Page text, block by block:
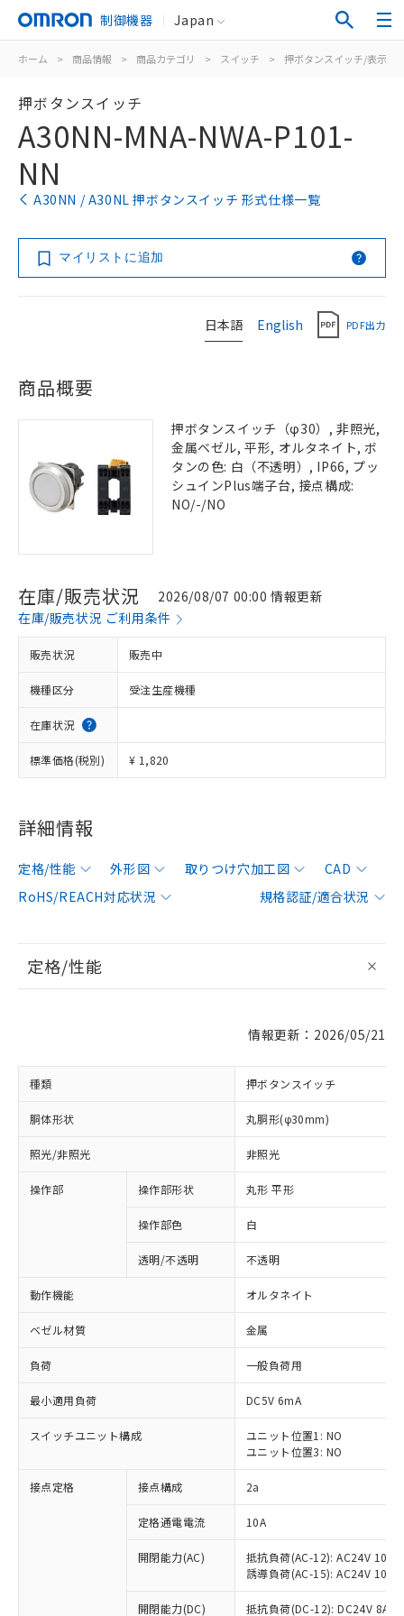
制御機器 Japan
ホーム > 商品情報 > 商品カテゴリ > スイッチ > 押ボタンスイッチ/表示灯
押ボタンスイッチ
A30NN-MNA-NWA-P101-
NN
A30NN / A30NL 押ボタンスイッチ 形式仕様一覧
マイリストに追加
日本語 English PDF出力
商品概要
押ボタンスイッチ（φ30）, 非照光,
金属ベゼル, 平形, オルタネイト, ボ
タンの色: 白（不透明）, IP66, プッ
シュインPlus端子台, 接点構成:
NO/-/NO
在庫/販売状況
2026/08/07 00:00 情報更新
在庫/販売状況 ご利用条件
販売状況 販売中
機種区分 受注生産機種
在庫状況
標準価格(税別) ¥ 1,820
詳細情報
定格/性能 外形図 取りつけ穴加工図
CAD
RoHS/REACH対応状況
規格認証/適合状況
定格/性能
情報更新：2026/05/21
種類 押ボタンスイッチ
胴体形状 丸胴形(φ30mm)
照光/非照光 非照光
操作部 操作部形状 丸形 平形
操作部色 白
透明/不透明 不透明
動作機能 オルタネイト
ベゼル材質 金属
負荷 一般負荷用
最小適用負荷 DC5V 6mA
スイッチユニット構成
ユニット位置1: NO
ユニット位置3: NO
接点定格 接点構成 2a
定格通電電流 10A
開閉能力(AC)
抵抗負荷(AC-12): AC24V 10A/
誘導負荷(AC-15): AC24V
開閉能力(DC) 抵抗負荷(DC-12): DC24V 8A/
ご利用条件
※1 対応状況
対応済み：EU RoHS指令（10物質）の
非含有に対応した製品が提供可能な商品で
対応予定：EU RoHS指令（10物質）の非含
有に対応した製品に切り替える予定のある